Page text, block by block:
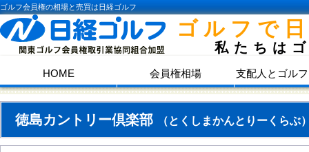
ゴルフ会員権の相場と売買は日経ゴルフ
ゴルフで
私たちは
HOME 会員権相場 支配人とゴル
徳島カントリー倶楽部 （とくしまかんとりーくらぶ